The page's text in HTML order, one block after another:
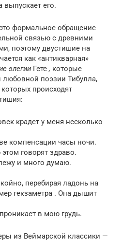
его.
формальное обращение
связью с древними
поэтому двустишие на
как «антикварная»
элегии Гете , которые
любовной поэзии Тибулла,
происходят
крадет у меня несколько
компенсации часы ночи.
говорят здраво.
и много думаю.
перебирая ладонь на
гекзаметра . Она дышит
в мою грудь.
из Веймарской классики —